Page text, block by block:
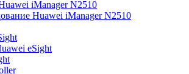
iManager N2510
Huawei iManager N2510
eSight